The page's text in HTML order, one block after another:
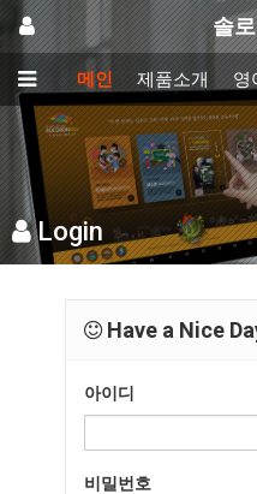
솔
메인 제품소개 영
Login
Have a Nice
아이디
비밀번호